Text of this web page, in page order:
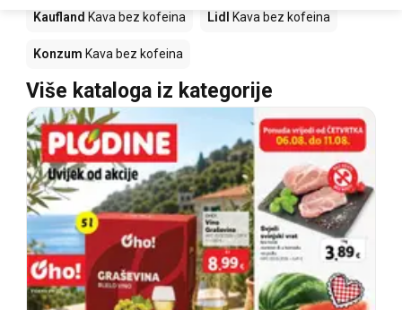
Kaufland Kava bez kofeina Lidl Kava bez kofeina
Konzum Kava bez kofeina
Više kataloga iz kategorije